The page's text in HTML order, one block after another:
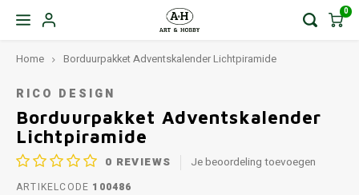
0
Home Borduurpakket Adventskalender Lichtpiramide
RICO DESIGN
Borduurpakket Adventskalender
Lichtpiramide
0 REVIEWS Je beoordeling toevoegen
ARTIKELCODE 100486